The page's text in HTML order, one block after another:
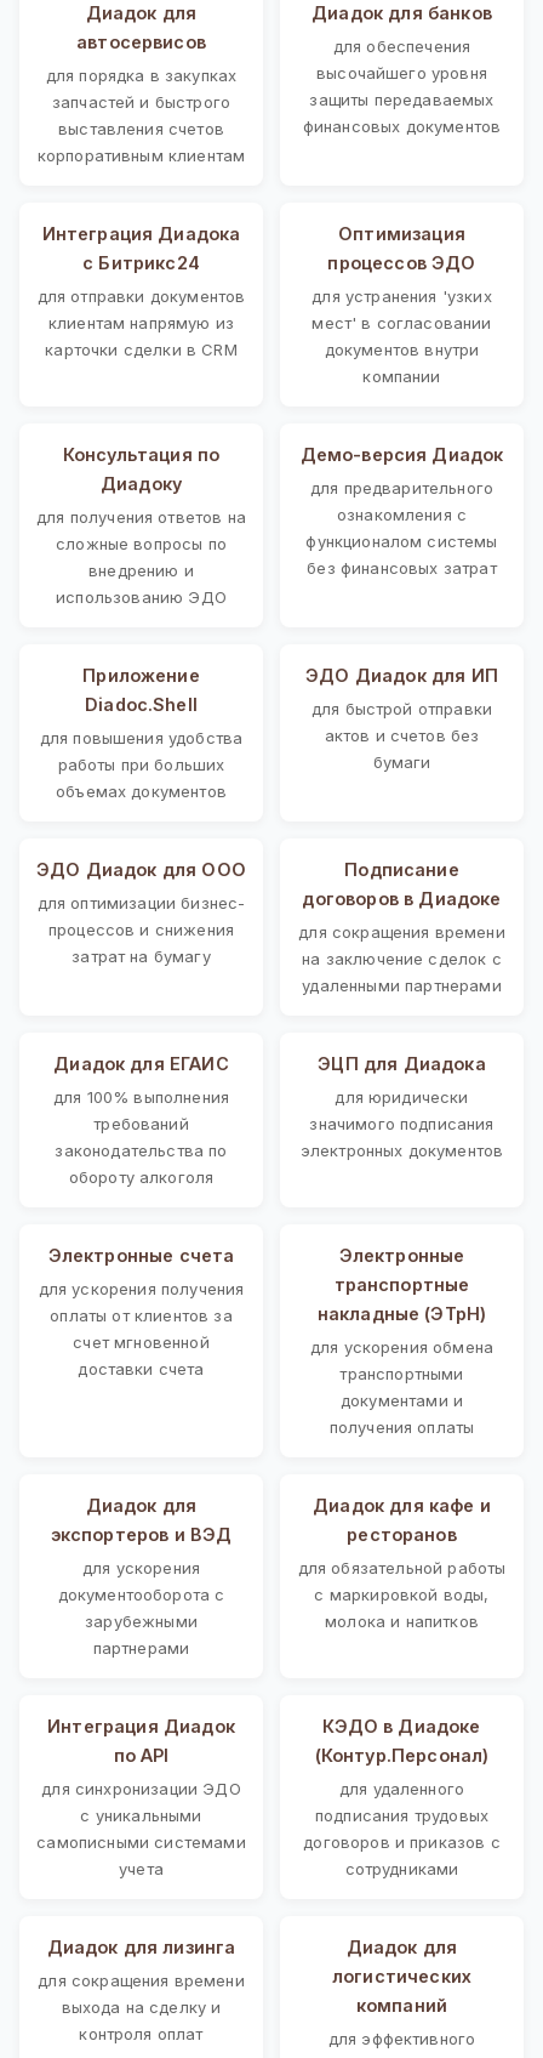
Диадок для
автосервисов
для порядка в закупках
запчастей и быстрого
выставления счетов
корпоративным клиентам
Диадок для банков
для обеспечения
высочайшего уровня
защиты передаваемых
финансовых документов
Интеграция Диадока
с Битрикс24
для отправки документов
клиентам напрямую из
карточки сделки в CRM
Оптимизация
процессов ЭДО
для устранения 'узких
мест' в согласовании
документов внутри
компании
Консультация по
Диадоку
для получения ответов на
сложные вопросы по
внедрению и
использованию ЭДО
Демо-версия Диадок
для предварительного
ознакомления с
функционалом системы
без финансовых затрат
Приложение
Diadoc.Shell
для повышения удобства
работы при больших
объемах документов
ЭДО Диадок для ИП
для быстрой отправки
актов и счетов без
бумаги
ЭДО Диадок для ООО
для оптимизации бизнес-
процессов и снижения
затрат на бумагу
Подписание
договоров в Диадоке
для сокращения времени
на заключение сделок с
удаленными партнерами
Диадок для ЕГАИС
для 100% выполнения
требований
законодательства по
обороту алкоголя
ЭЦП для Диадока
для юридически
значимого подписания
электронных документов
Электронные счета
для ускорения получения
оплаты от клиентов за
счет мгновенной
доставки счета
Электронные
транспортные
накладные (ЭТрН)
для ускорения обмена
транспортными
документами и
получения оплаты
Диадок для
экспортеров и ВЭД
для ускорения
документооборота с
зарубежными
партнерами
Диадок для кафе и
ресторанов
для обязательной работы
с маркировкой воды,
молока и напитков
Интеграция Диадок
по API
для синхронизации ЭДО
с уникальными
самописными системами
учета
КЭДО в Диадоке
(Контур.Персонал)
для удаленного
подписания трудовых
договоров и приказов с
сотрудниками
Диадок для лизинга
для сокращения времени
выхода на сделку и
контроля оплат
Диадок для
логистических
компаний
для эффективного